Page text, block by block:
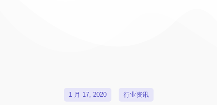
1 月 17, 2020 行业资讯